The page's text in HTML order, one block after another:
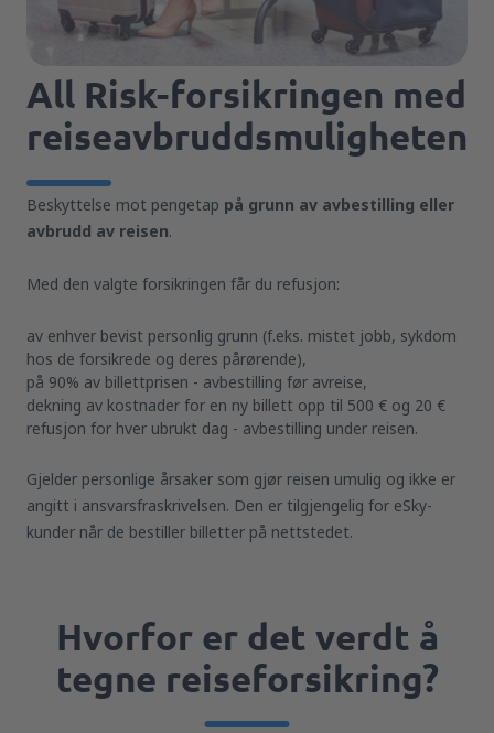
All Risk-forsikringen med
reiseavbruddsmuligheten
Beskyttelse mot pengetap på grunn av avbestilling eller
avbrudd av reisen.
Med den valgte forsikringen får du refusjon:
av enhver bevist personlig grunn (f.eks. mistet jobb, sykdom
hos de forsikrede og deres pårørende),
på 90% av billettprisen - avbestilling før avreise,
dekning av kostnader for en ny billett opp til 500 € og 20 €
refusjon for hver ubrukt dag - avbestilling under reisen.
Gjelder personlige årsaker som gjør reisen umulig og ikke er
angitt i ansvarsfraskrivelsen. Den er tilgjengelig for eSky-
kunder når de bestiller billetter på nettstedet.
Hvorfor er det verdt å
tegne reiseforsikring?